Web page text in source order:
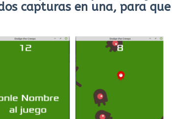
capturas en una, para